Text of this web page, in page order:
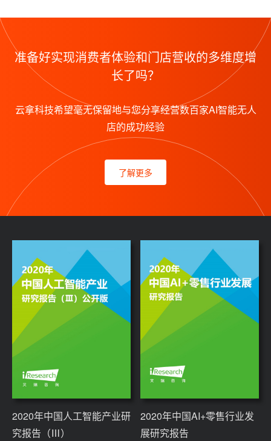
准备好实现消费者体验和门店营收的多维度增
长了吗？
云拿科技希望毫无保留地与您分享经营数百家AI智能无人
店的成功经验
了解更多
2020年中国人工智能产业研
究报告（Ⅲ）
2020年中国AI+零售行业发
展研究报告